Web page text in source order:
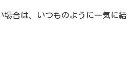
場合は、いつものように一気に結